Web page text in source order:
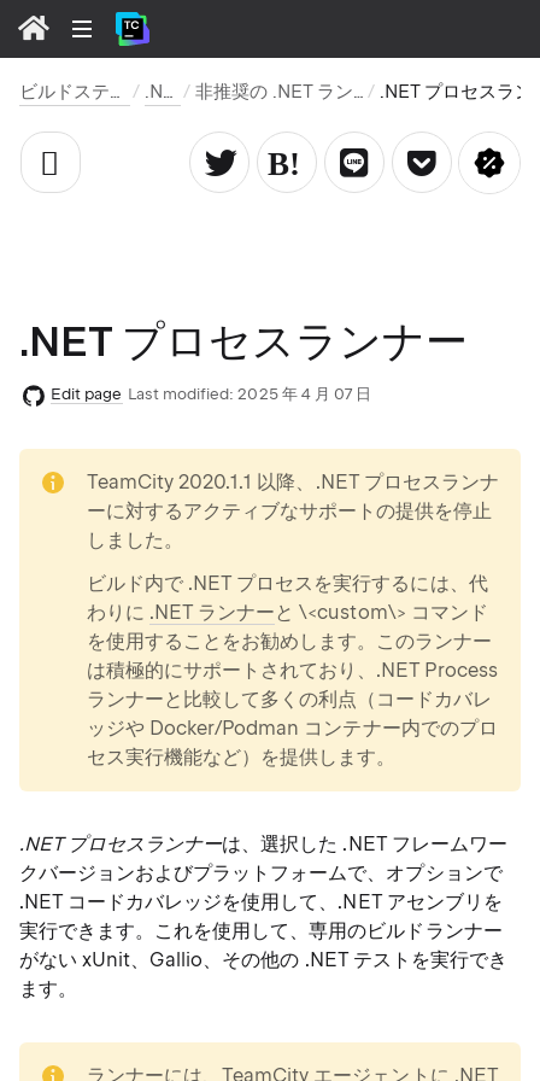
ビルドステップ .NET 非推奨の .NET ランナー
.NET プロセスランナー
Edit page Last modified: 2025 年 4 月 07 日
TeamCity 2020.1.1 以降、.NET プロセスランナ
ーに対するアクティブなサポートの提供を停止
しました。
ビルド内で .NET プロセスを実行するには、代
わりに .NET ランナー と \<custom\> コマンド
を使用することをお勧めします。このランナー
は積極的にサポートされており、.NET Process
ランナーと比較して多くの利点（コードカバレ
ッジや Docker/Podman コンテナー内でのプロ
セス実行機能など）を提供します。
.NET プロセスランナーは、選択した .NET フレームワー
クバージョンおよびプラットフォームで、オプションで
.NET コードカバレッジを使用して、.NET アセンブリを
実行できます。これを使用して、専用のビルドランナー
がない xUnit、Gallio、その他の .NET テストを実行でき
ます。
ランナーには、TeamCity エージェントに .NET